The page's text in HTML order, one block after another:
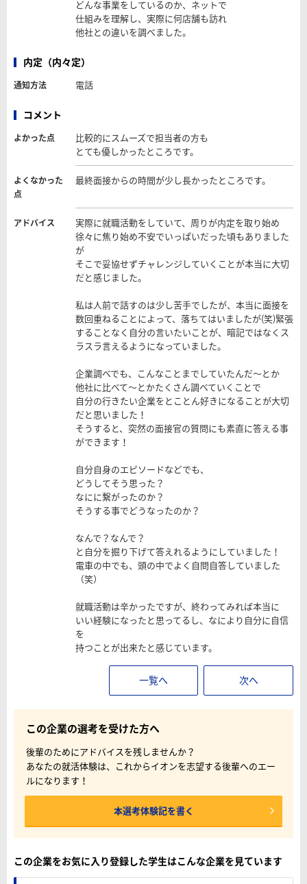
どんな事業をしているのか、ネットで
仕組みを理解し、実際に何店舗も訪れ
他社との違いを調べました。
内定（内々定）
通知方法 電話
コメント
よかった点
比較的にスムーズで担当者の方も
とても優しかったところです。
よくなかった
点
最終面接からの時間が少し長かったところです。
アドバイス
実際に就職活動をしていて、周りが内定を取り始め
徐々に焦り始め不安でいっぱいだった頃もありました
が
そこで妥協せずチャレンジしていくことが本当に大切
だと感じました。
私は人前で話すのは少し苦手でしたが、本当に面接を
数回重ねることによって、落ちてはいましたが(笑)緊張
することなく自分の言いたいことが、暗記ではなくス
ラスラ言えるようになっていました。
企業調べでも、こんなことまでしていたんだ～とか
他社に比べて～とかたくさん調べていくことで
自分の行きたい企業をとことん好きになることが大切
だと思いました！
そうすると、突然の面接官の質問にも素直に答える事
ができます！
自分自身のエピソードなどでも、
どうしてそう思った？
なにに繋がったのか？
そうする事でどうなったのか？
なんで？なんで？
と自分を掘り下げて答えれるようにしていました！
電車の中でも、頭の中でよく自問自答していました
（笑）
就職活動は辛かったですが、終わってみれば本当に
いい経験になったと思ってるし、なにより自分に自信
を
持つことが出来たと感じています。
一覧へ 次へ
この企業の選考を受けた方へ
後輩のためにアドバイスを残しませんか？
あなたの就活体験は、これからイオンを志望する後輩へのエー
ルになります！
本選考体験記を書く
この企業をお気に入り登録した学生はこんな企業を見ています